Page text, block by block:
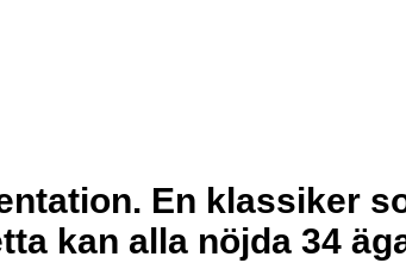
En klassiker
kan alla nöjda 34